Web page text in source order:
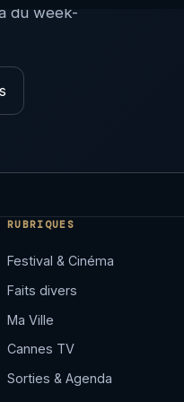
du week-
RUBRIQUES
Festival & Cinéma
Faits divers
Ma Ville
Cannes TV
Sorties & Agenda